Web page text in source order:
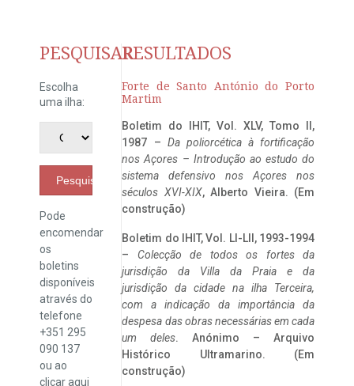
PESQUISAR
Escolha
uma ilha:
Pesquisar
Pode
encomendar
os
boletins
disponíveis
através do
telefone
+351 295
090 137
ou ao
clicaraqui
RESULTADOS
Forte de Santo António do Porto
Martim
Boletim do IHIT, Vol. XLV, Tomo II,
1987 – Da poliorcética à fortificação
nos Açores – Introdução ao estudo do
sistema defensivo nos Açores nos
séculos XVI-XIX, Alberto Vieira. (Em
construção)
Boletim do IHIT, Vol. LI-LII, 1993-1994
– Colecção de todos os fortes da
jurisdição da Villa da Praia e da
jurisdição da cidade na ilha Terceira,
com a indicação da importância da
despesa das obras necessárias em cada
um deles. Anónimo – Arquivo
Histórico Ultramarino. (Em
construção)